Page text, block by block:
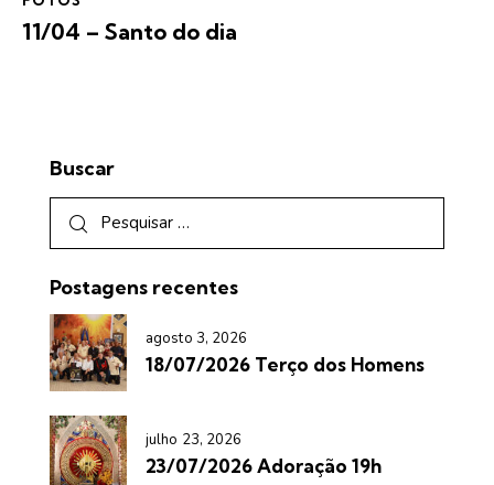
11/04 – Santo do dia
Buscar
Postagens recentes
agosto 3, 2026
18/07/2026 Terço dos Homens
julho 23, 2026
23/07/2026 Adoração 19h